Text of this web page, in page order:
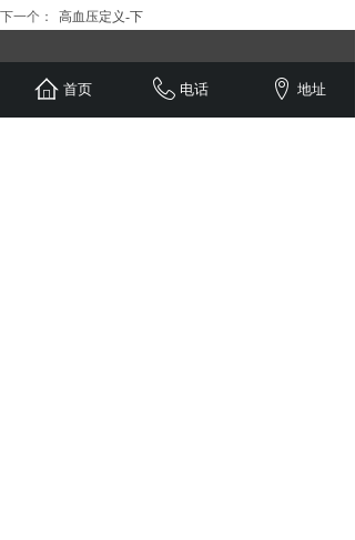
下一个：
高血压定义-下
德州博诚制药有限公司
首页 电话 地址